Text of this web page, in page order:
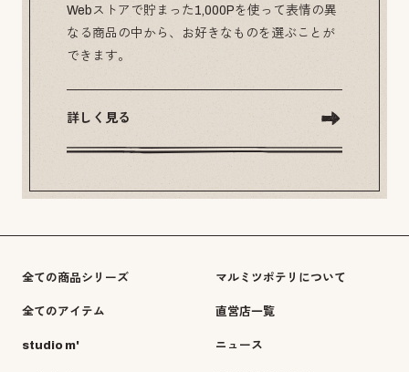
Webストアで貯まった1,000Pを使って表情の異
なる商品の中から、お好きなものを選ぶことが
できます。
詳しく見る
全ての商品シリーズ
全てのアイテム
studio m'
マルミツポテリについて
直営店一覧
ニュース